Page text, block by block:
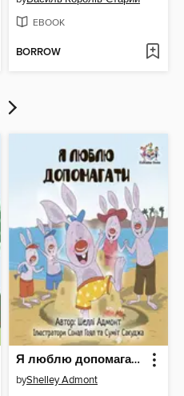
EBOOK
BORROW
Я люблю допомагати
byShelley Admont